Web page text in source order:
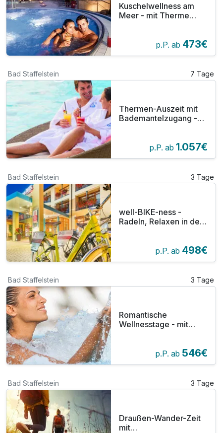
Kuschelwellness am
Meer - mit Therme
p.P. ab 473€
Bad Staffelstein 7 Tage
Thermen-Auszeit mit
Bademantelzugang -
p.P. ab 1.057€
Bad Staffelstein 3 Tage
well-BIKE-ness -
Radeln, Relaxen in der
p.P. ab 498€
Bad Staffelstein 3 Tage
Romantische
Wellnesstage - mit
p.P. ab 546€
Bad Staffelstein 3 Tage
Draußen-Wander-Zeit
mit